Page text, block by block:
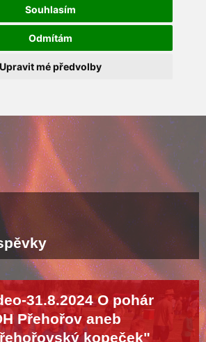
Souhlasím
Odmítám
Upravit mé předvolby
31.8.2024 O pohár
Přehořov aneb
kopeček"